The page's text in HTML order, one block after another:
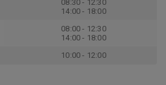
08:30 - 12:30
14:00 - 18:00
08:00 - 12:30
14:00 - 18:00
10:00 - 12:00